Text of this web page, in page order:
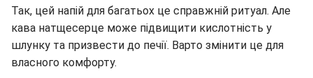
Так, цей напій для багатьох це справжній ритуал. Але
кава натщесерце може підвищити кислотність у
шлунку та призвести до печії. Варто змінити це для
власного комфорту.